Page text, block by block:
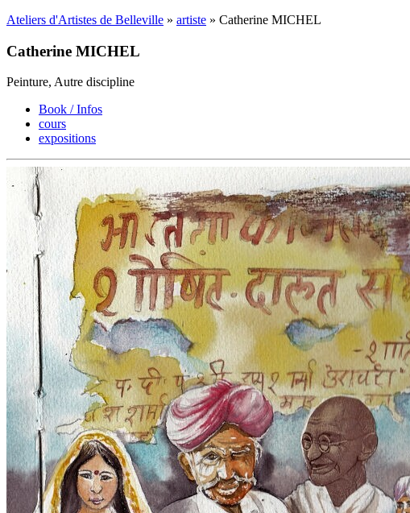
Ateliers d'Artistes de Belleville » artiste » Catherine MICHEL
Catherine MICHEL
Peinture, Autre discipline
Book / Infos
cours
expositions